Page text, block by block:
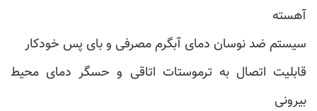
آهسته
سیستم ضد نوسان دمای آبگرم مصرفی و بای پس خودکار
قابلیت اتصال به ترموستات اتاقی و حسگر دمای محیط
بیرونی